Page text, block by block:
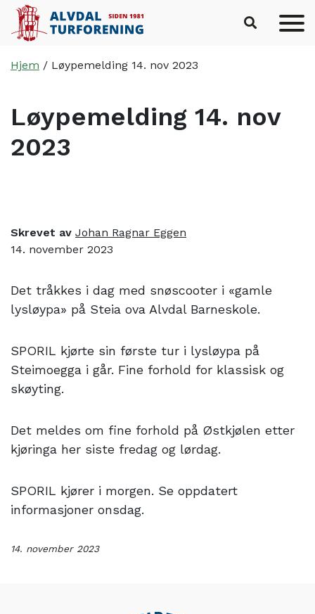
Hjem / Løypemelding 14. nov 2023
Løypemelding 14. nov
2023
Skrevet av Johan Ragnar Eggen
14. november 2023
Det tråkkes i dag med snøscooter i «gamle
lysløypa» på Steia ova Alvdal Barneskole.
SPORIL kjørte sin første tur i lysløypa på
Steimoegga i går. Fine forhold for klassisk og
skøyting.
Det meldes om fine forhold på Østkjølen etter
kjøringa her siste fredag og lørdag.
SPORIL kjører i morgen. Se oppdatert
informasjoner onsdag.
14. november 2023